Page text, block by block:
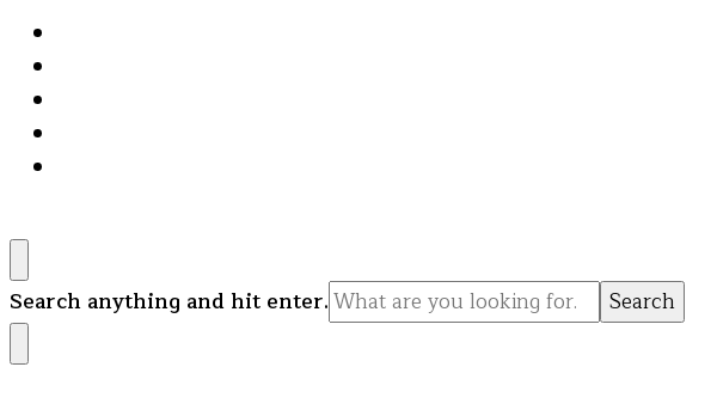
Looking
for
Something?
Search anything and hit enter.